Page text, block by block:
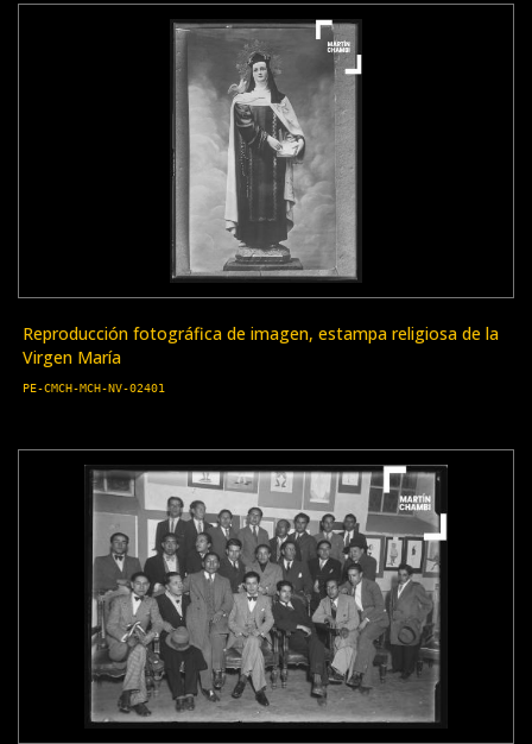
Reproducción fotográfica de imagen, estampa religiosa de la
Virgen María
PE-CMCH-MCH-NV-02401